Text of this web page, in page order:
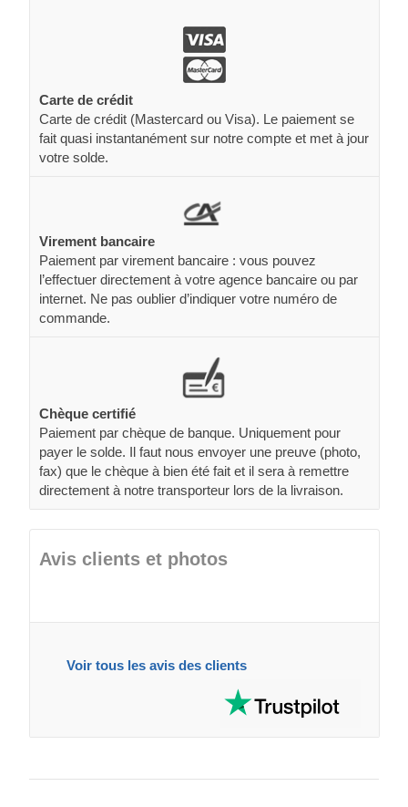
Carte de crédit
Carte de crédit (Mastercard ou Visa). Le paiement se
fait quasi instantanément sur notre compte et met à jour
votre solde.
Virement bancaire
Paiement par virement bancaire : vous pouvez
l’effectuer directement à votre agence bancaire ou par
internet. Ne pas oublier d’indiquer votre numéro de
commande.
Chèque certifié
Paiement par chèque de banque. Uniquement pour
payer le solde. Il faut nous envoyer une preuve (photo,
fax) que le chèque à bien été fait et il sera à remettre
directement à notre transporteur lors de la livraison.
Avis clients et photos
Voir tous les avis des clients